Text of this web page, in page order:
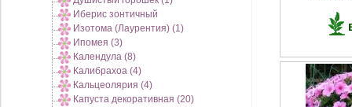
Иберис зонтичный
Изотома (Лаурентия) (1)
Ипомея (3)
Календула (8)
Калибрахоа (4)
Кальцеолярия (4)
Капуста декоративная (20)